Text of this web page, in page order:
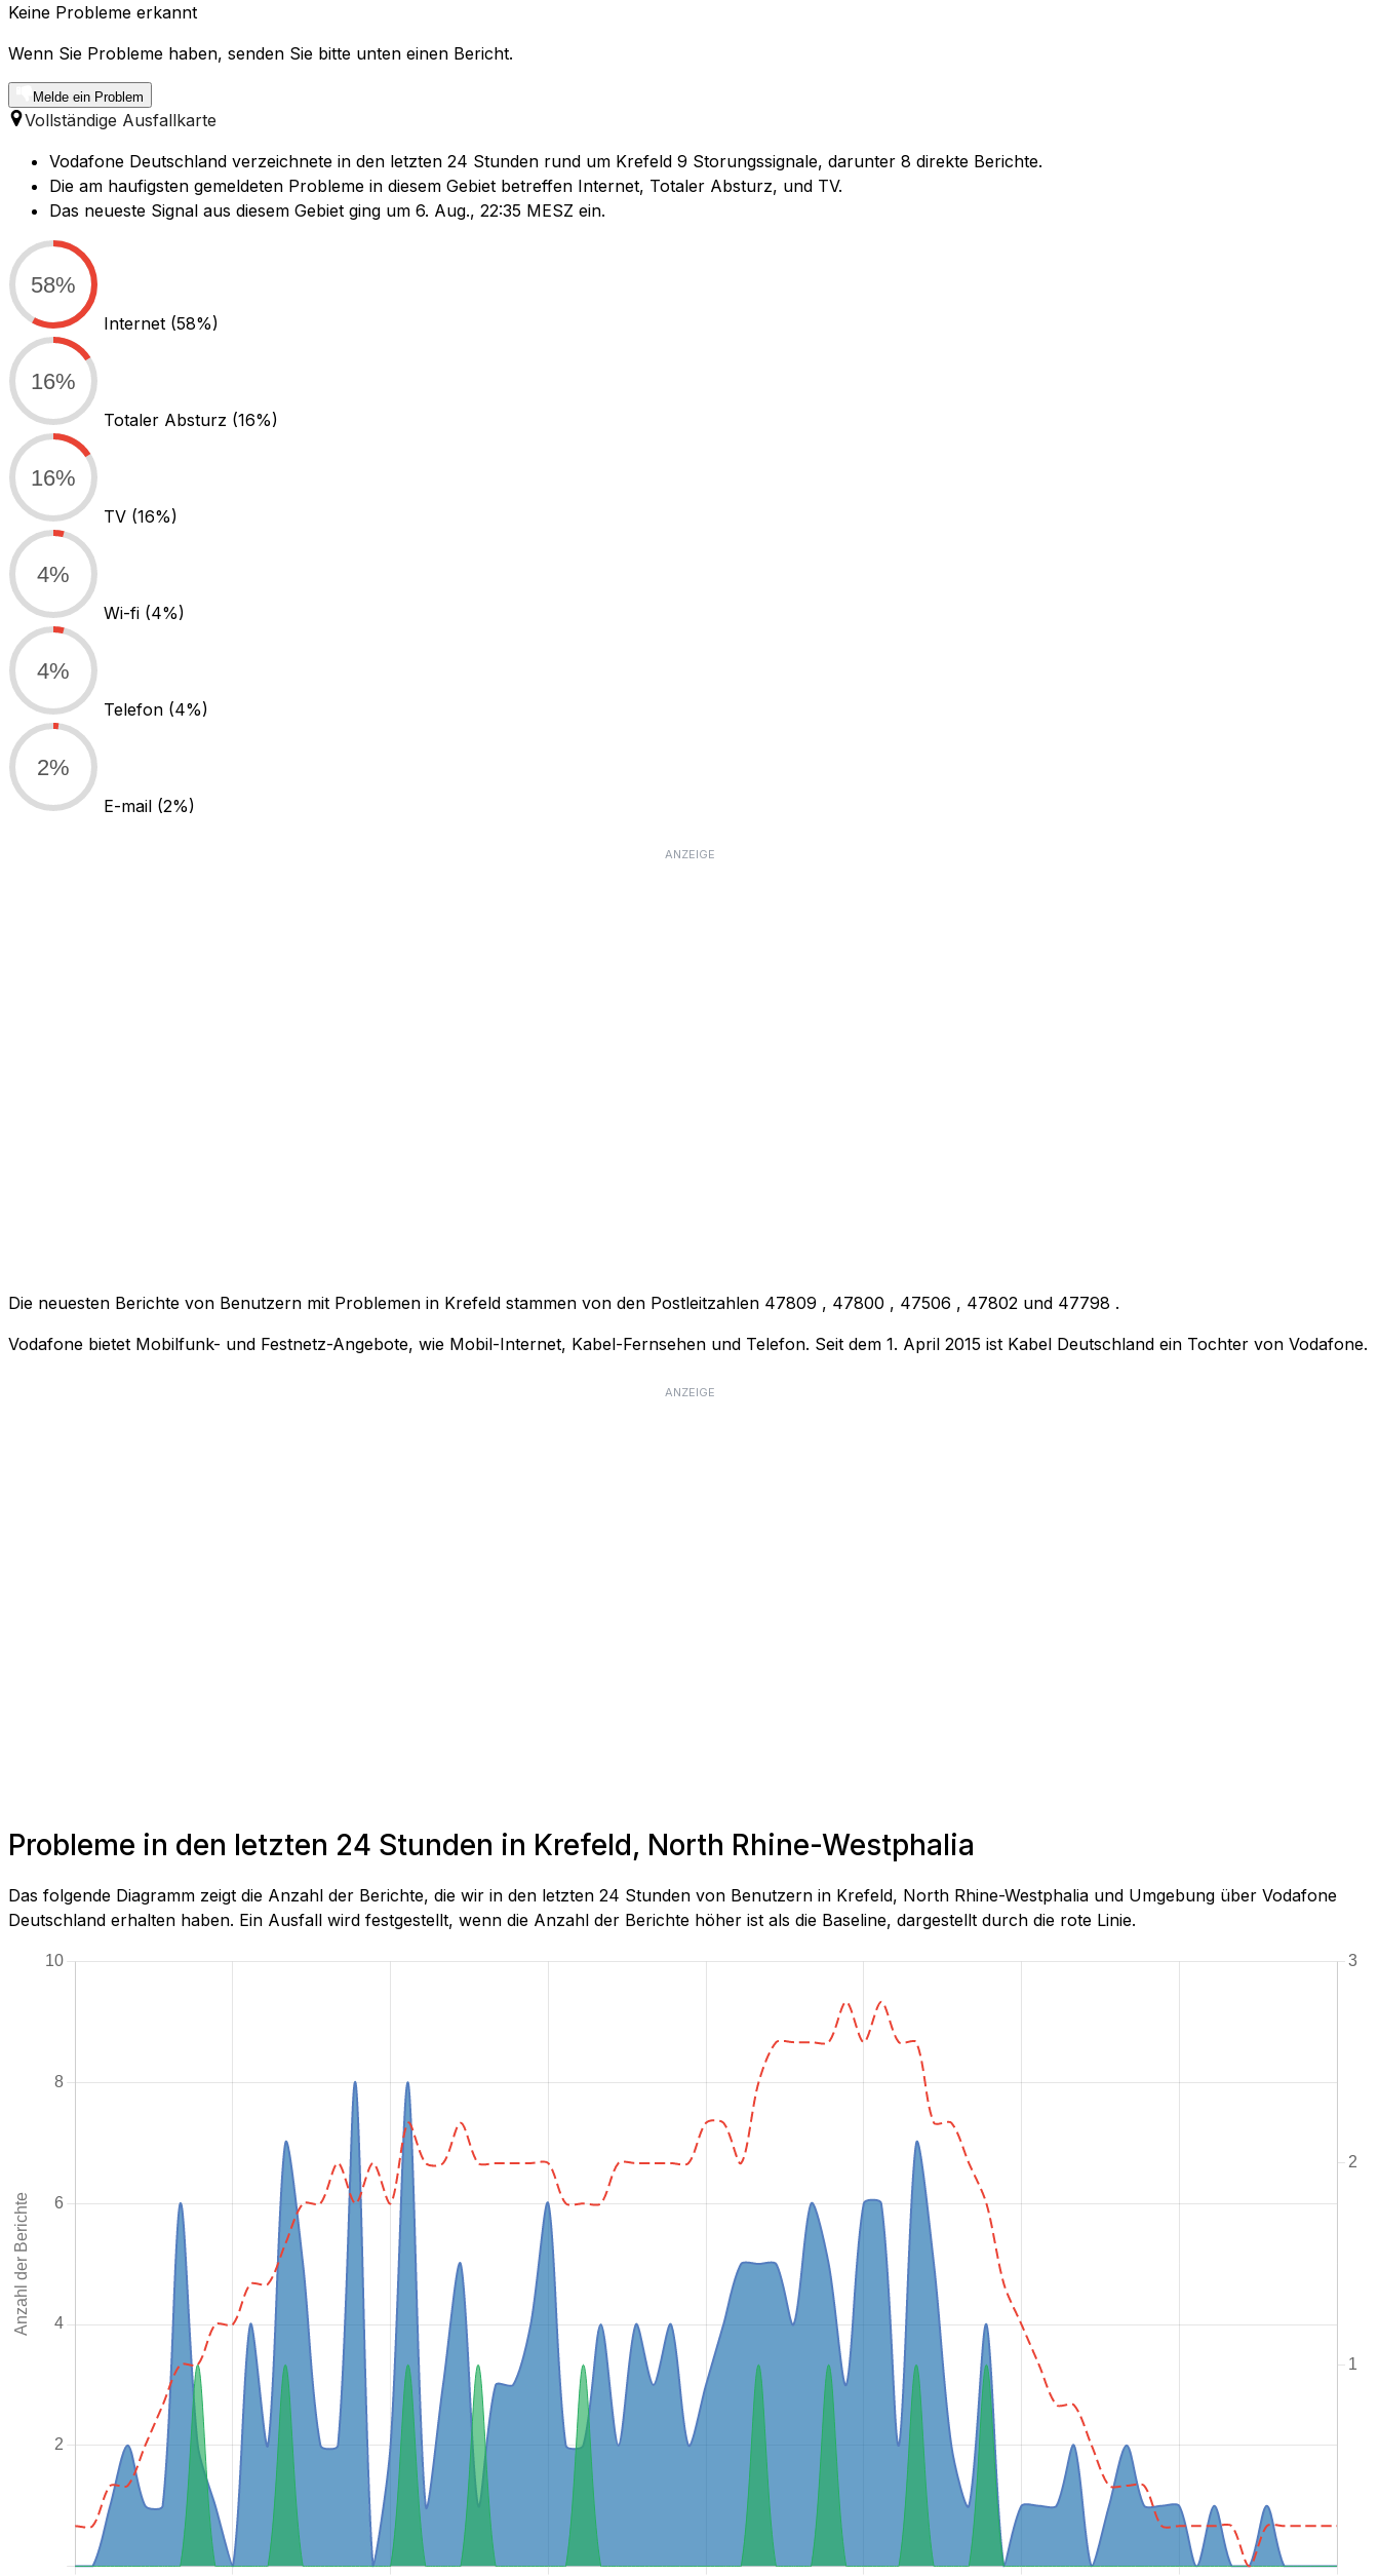
Keine Probleme erkannt
Wenn Sie Probleme haben, senden Sie bitte unten einen Bericht.
Melde ein Problem
Vollständige Ausfallkarte
Vodafone Deutschland verzeichnete in den letzten 24 Stunden rund um Krefeld 9 Storungssignale, darunter 8 direkte Berichte.
Die am haufigsten gemeldeten Probleme in diesem Gebiet betreffen Internet, Totaler Absturz, und TV.
Das neueste Signal aus diesem Gebiet ging um 6. Aug., 22:35 MESZ ein.
58%
Internet (58%)
16%
Totaler Absturz (16%)
16%
TV (16%)
4%
Wi-fi (4%)
4%
Telefon (4%)
2%
E-mail (2%)
ANZEIGE
Die neuesten Berichte von Benutzern mit Problemen in Krefeld stammen von den Postleitzahlen 47809 , 47800 , 47506 , 47802 und 47798 .
Vodafone bietet Mobilfunk- und Festnetz-Angebote, wie Mobil-Internet, Kabel-Fernsehen und Telefon. Seit dem 1. April 2015 ist Kabel Deutschland ein Tochter von Vodafone.
ANZEIGE
Probleme in den letzten 24 Stunden in Krefeld, North Rhine-Westphalia
Das folgende Diagramm zeigt die Anzahl der Berichte, die wir in den letzten 24 Stunden von Benutzern in Krefeld, North Rhine-Westphalia und Umgebung über Vodafone
Deutschland erhalten haben. Ein Ausfall wird festgestellt, wenn die Anzahl der Berichte höher ist als die Baseline, dargestellt durch die rote Linie.